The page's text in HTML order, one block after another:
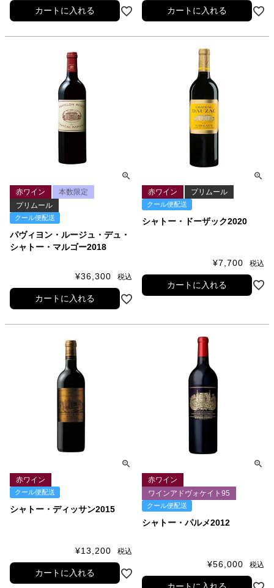
カートに入れる カートに入れる
パヴィヨン・ルージュ・デュ・
シャトー・マルゴー2018
赤ワイン
本数限定
プリムール
クール便配送
¥36,300 税込
カートに入れる
シャトー・ドーザック2020
赤ワイン プリムール
クール便配送
¥7,700 税込
カートに入れる
シャトー・ディッサン2015
赤ワイン
クール便配送
¥13,200 税込
カートに入れる
シャトー・パルメ2012
赤ワイン
ワインアドヴォケイト95
クール便配送
¥56,000 税込